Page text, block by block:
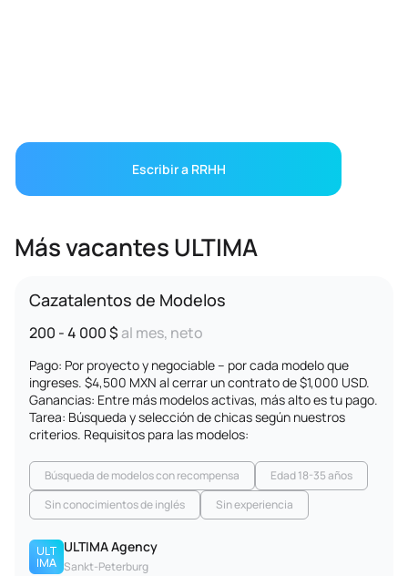
Escribir a RRHH
Más vacantes ULTIMA
Cazatalentos de Modelos
200 - 4 000 $al mes, neto
Pago: Por proyecto y negociable – por cada modelo que
ingreses. $4,500 MXN al cerrar un contrato de $1,000 USD.
Ganancias: Entre más modelos activas, más alto es tu pago.
Tarea: Búsqueda y selección de chicas según nuestros
criterios. Requisitos para las modelos:
Búsqueda de modelos con recompensa
Edad 18-35 años
Sin conocimientos de inglés
Sin experiencia
ULTIMA Agency
Sankt-Peterburg